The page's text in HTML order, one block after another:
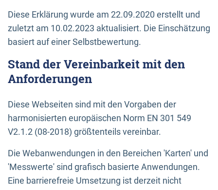
Diese Erklärung wurde am 22.09.2020 erstellt und
zuletzt am 10.02.2023 aktualisiert. Die Einschätzung
basiert auf einer Selbstbewertung.
Stand der Vereinbarkeit mit den
Anforderungen
Diese Webseiten sind mit den Vorgaben der
harmonisierten europäischen Norm EN 301 549
V2.1.2 (08-2018) größtenteils vereinbar.
Die Webanwendungen in den Bereichen 'Karten' und
'Messwerte' sind grafisch basierte Anwendungen.
Eine barrierefreie Umsetzung ist derzeit nicht